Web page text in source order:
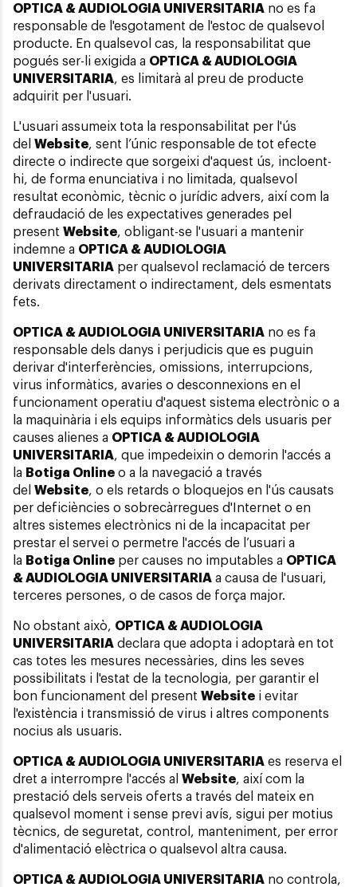
OPTICA & AUDIOLOGIA UNIVERSITARIA no es fa
responsable de l'esgotament de l'estoc de qualsevol
producte. En qualsevol cas, la responsabilitat que
pogués ser-li exigida a OPTICA & AUDIOLOGIA
UNIVERSITARIA, es limitarà al preu de producte
adquirit per l'usuari.
L'usuari assumeix tota la responsabilitat per l'ús
del Website, sent l’únic responsable de tot efecte
directe o indirecte que sorgeixi d'aquest ús, incloent-
hi, de forma enunciativa i no limitada, qualsevol
resultat econòmic, tècnic o jurídic advers, així com la
defraudació de les expectatives generades pel
present Website, obligant-se l'usuari a mantenir
indemne a OPTICA & AUDIOLOGIA
UNIVERSITARIA per qualsevol reclamació de tercers
derivats directament o indirectament, dels esmentats
fets.
OPTICA & AUDIOLOGIA UNIVERSITARIA no es fa
responsable dels danys i perjudicis que es puguin
derivar d'interferències, omissions, interrupcions,
virus informàtics, avaries o desconnexions en el
funcionament operatiu d'aquest sistema electrònic o a
la maquinària i els equips informàtics dels usuaris per
causes alienes a OPTICA & AUDIOLOGIA
UNIVERSITARIA, que impedeixin o demorin l'accés a
la Botiga Online o a la navegació a través
del Website, o els retards o bloquejos en l'ús causats
per deficiències o sobrecàrregues d'Internet o en
altres sistemes electrònics ni de la incapacitat per
prestar el servei o permetre l'accés de l’usuari a
la Botiga Online per causes no imputables a OPTICA
& AUDIOLOGIA UNIVERSITARIA a causa de l'usuari,
terceres persones, o de casos de força major.
No obstant això, OPTICA & AUDIOLOGIA
UNIVERSITARIA declara que adopta i adoptarà en tot
cas totes les mesures necessàries, dins les seves
possibilitats i l'estat de la tecnologia, per garantir el
bon funcionament del present Website i evitar
l'existència i transmissió de virus i altres components
nocius als usuaris.
OPTICA & AUDIOLOGIA UNIVERSITARIA es reserva el
dret a interrompre l'accés al Website, així com la
prestació dels serveis oferts a través del mateix en
qualsevol moment i sense previ avís, sigui per motius
tècnics, de seguretat, control, manteniment, per error
d'alimentació elèctrica o qualsevol altra causa.
OPTICA & AUDIOLOGIA UNIVERSITARIA no controla,